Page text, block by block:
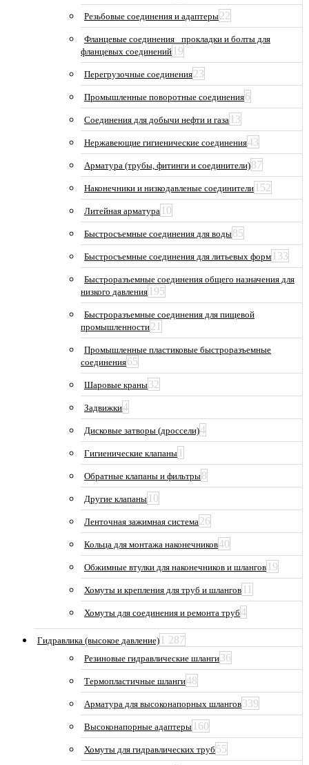
Резьбовые соединения и адаптеры22
Фланцевые соединения_ прокладки и болты для
фланцевых соединений 19
Перегрузочные соединения23
Промышленные поворотные соединения6
Соединения для добычи нефти и газа 13
Нержавеющие гигиенические соединения43
Арматура (трубы, фитинги и соединители)87
Наконечники и низкодавленые соединители 152
Литейная арматура 10
Быстросъемные соединения для воды85
Быстросъемные соединения для литьевых форм 133
Быстроразъемные соединения общего назначения для
низкого давления 195
Быстроразъемные соединения для пищевой
промышленности21
Промышленные пластиковые быстроразъемные
соединения65
Шаровые краны32
Задвижки4
Дисковые затворы (дроссели)4
Гигиенические клапаны 1
Обратные клапаны и фильтры8
Другие клапаны 10
Ленточная зажимная система26
Кольца для монтажа наконечников40
Обжимные втулки для наконечников и шлангов 19
Хомуты и крепления для труб и шлангов 11
Хомуты для соединения и ремонта труб4
Гидравлика (высокое давление) 1 287
Резиновые гидравлические шланги36
Термопластичные шланги48
Арматура для высоконапорных шлангов339
Высоконапорные адаптеры 160
Хомуты для гидравлических труб 55